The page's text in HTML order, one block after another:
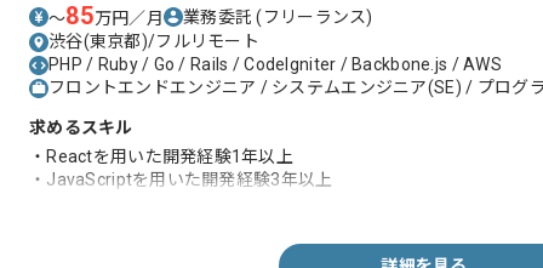
〜85万円／月 業務委託(フリーランス)
渋谷(東京都)/フルリモート
PHP / Ruby / Go / Rails / CodeIgniter / Backbone.js / AWS
フロントエンドエンジニア / システムエンジニア(SE) / プログ
求めるスキル
・Reactを用いた開発経験1年以上
・JavaScriptを用いた開発経験3年以上